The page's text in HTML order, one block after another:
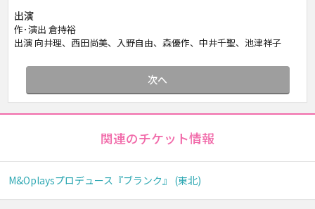
出演
作･演出 倉持裕
出演 向井理、西田尚美、入野自由、森優作、中井千聖、池津祥子
次へ
関連のチケット情報
M&Oplaysプロデュース『ブランク』 (東北)